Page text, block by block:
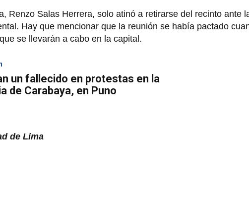
Renzo Salas Herrera, solo atinó a retirarse del recinto ante
Hay que mencionar que la reunión se había pactado
se llevarán a cabo en la capital.
un fallecido en protestas en la
de Carabaya, en Puno
de Lima